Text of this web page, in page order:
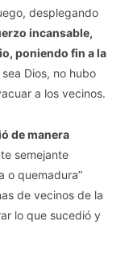
desplegando
incansable,
poniendo fin a la
Dios, no hubo
a los vecinos.
de manera
semejante
o quemadura”
de vecinos de la
lo que sucedió y